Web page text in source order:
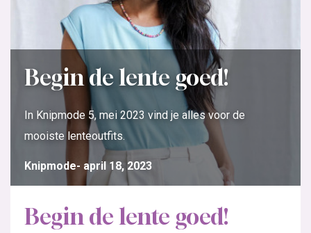
Begin de lente goed!
In Knipmode 5, mei 2023 vind je alles voor de
mooiste lenteoutfits.
Knipmode april 18, 2023
Begin de lente goed!